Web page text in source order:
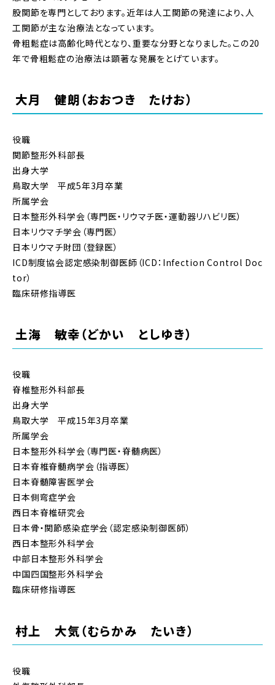
股関節を専門としております。近年は人工関節の発達により、人
工関節が主な治療法となっています。
骨粗鬆症は高齢化時代となり、重要な分野となりました。この20
年で骨粗鬆症の治療法は顕著な発展をとげています。
大月 健朗（おおつき たけお）
役職
関節整形外科部長
出身大学
鳥取大学 平成5年3月卒業
所属学会
日本整形外科学会（専門医・リウマチ医・運動器リハビリ医）
日本リウマチ学会（専門医）
日本リウマチ財団（登録医）
ICD制度協会認定感染制御医師（ICD：Infection Control Doc
tor）
臨床研修指導医
土海 敏幸（どかい としゆき）
役職
脊椎整形外科部長
出身大学
鳥取大学 平成15年3月卒業
所属学会
日本整形外科学会（専門医・脊髄病医）
日本脊椎脊髄病学会（指導医）
日本脊髄障害医学会
日本側弯症学会
西日本脊椎研究会
日本骨・関節感染症学会（認定感染制御医師）
西日本整形外科学会
中部日本整形外科学会
中国四国整形外科学会
臨床研修指導医
村上 大気（むらかみ たいき）
役職